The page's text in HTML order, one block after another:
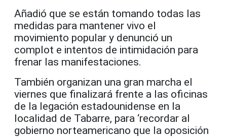
Añadió que se están tomando todas las
medidas para mantener vivo el
movimiento popular y denunció un
complot e intentos de intimidación para
frenar las manifestaciones.
También organizan una gran marcha el
viernes que finalizará frente a las oficinas
de la legación estadounidense en la
localidad de Tabarre, para ‘recordar al
gobierno norteamericano que la oposición